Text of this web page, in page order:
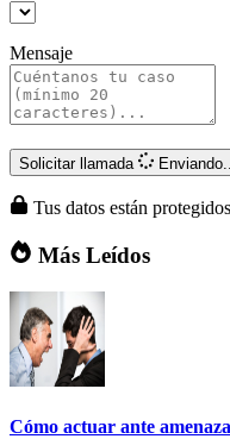
Mensaje
Solicitar llamada Enviando...
Tus datos están protegidos
Más Leídos
Cómo actuar ante